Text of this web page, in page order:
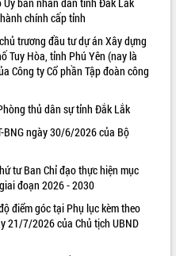
chính cấp tỉnh
trương đầu tư dự án Xây dựng
Tuy Hòa, tỉnh Phú Yên (nay là
Công ty Cổ phần Tập đoàn công
thủ dân sự tỉnh Đắk Lắk
ngày 30/6/2026 của Bộ
tư Ban Chỉ đạo thực hiện mục
đoạn 2026 - 2030
điểm góc tại Phụ lục kèm theo
21/7/2026 của Chủ tịch UBND